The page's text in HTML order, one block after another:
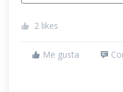
2 likes
Me gusta